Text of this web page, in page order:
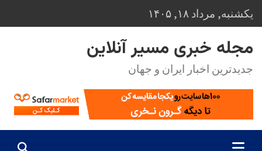
Skip
to
content
یکشنبه, مرداد ۱۸, ۱۴۰۵
مجله خبری مسیر آنلاین
جدیدترین اخبار ایران و جهان